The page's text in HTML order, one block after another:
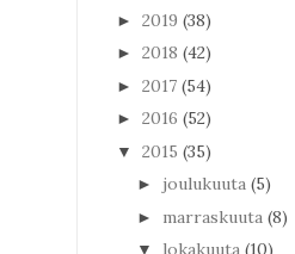
► 2019 (38)
► 2018 (42)
► 2017 (54)
► 2016 (52)
▼ 2015 (35)
► joulukuuta (5)
► marraskuuta (8)
▼ lokakuuta (10)